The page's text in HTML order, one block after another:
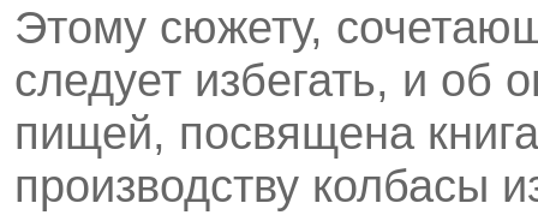
Этому сюжету,
следует избегать, и об
пищей, посвящена
производству колбасы